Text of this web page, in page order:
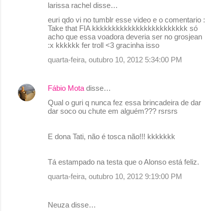
larissa rachel disse…
euri qdo vi no tumblr esse video e o comentario :
Take that FIA kkkkkkkkkkkkkkkkkkkkkkkk só
acho que essa voadora deveria ser no grosjean
:x kkkkkk fer troll <3 gracinha isso
quarta-feira, outubro 10, 2012 5:34:00 PM
Fábio Mota disse…
Qual o guri q nunca fez essa brincadeira de dar
dar soco ou chute em alguém??? rsrsrs
E dona Tati, não é tosca não!!! kkkkkkk
Tá estampado na testa que o Alonso está feliz.
quarta-feira, outubro 10, 2012 9:19:00 PM
Neuza disse…